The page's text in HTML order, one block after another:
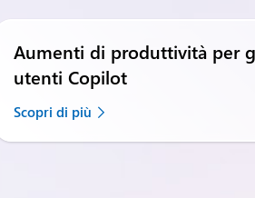
Aumenti di produttività per
utenti Copilot
Scopri di più